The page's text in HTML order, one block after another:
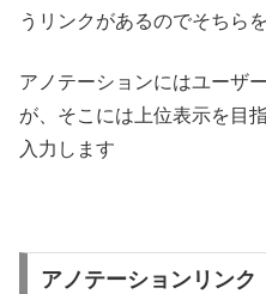
うリンクがあるのでそちら
アノテーションにはユーザ
が、そこには上位表示を目
入力します
アノテーションリンク